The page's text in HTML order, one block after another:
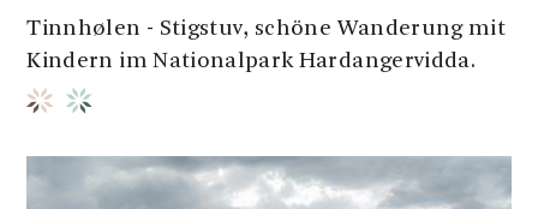
Tinnhølen - Stigstuv, schöne Wanderung mit
Kindern im Nationalpark Hardangervidda.